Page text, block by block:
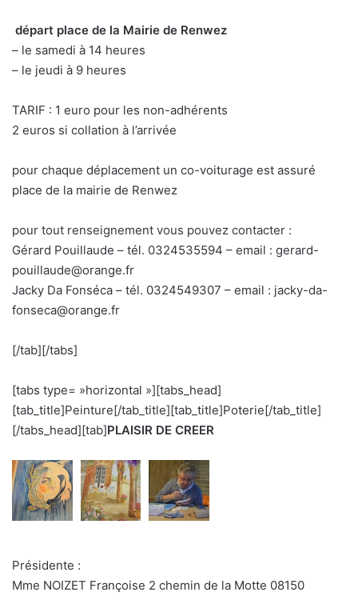
départ place de la Mairie de Renwez
– le samedi à 14 heures
– le jeudi à 9 heures
TARIF : 1 euro pour les non-adhérents
2 euros si collation à l’arrivée
pour chaque déplacement un co-voiturage est assuré
place de la mairie de Renwez
pour tout renseignement vous pouvez contacter :
Gérard Pouillaude – tél. 0324535594 – email : gerard-
pouillaude@orange.fr
Jacky Da Fonséca – tél. 0324549307 – email : jacky-da-
fonseca@orange.fr
[/tab][/tabs]
[tabs type= »horizontal »][tabs_head]
[tab_title]Peinture[/tab_title][tab_title]Poterie[/tab_title]
[/tabs_head][tab]PLAISIR DE CREER
Présidente :
Mme NOIZET Françoise 2 chemin de la Motte 08150